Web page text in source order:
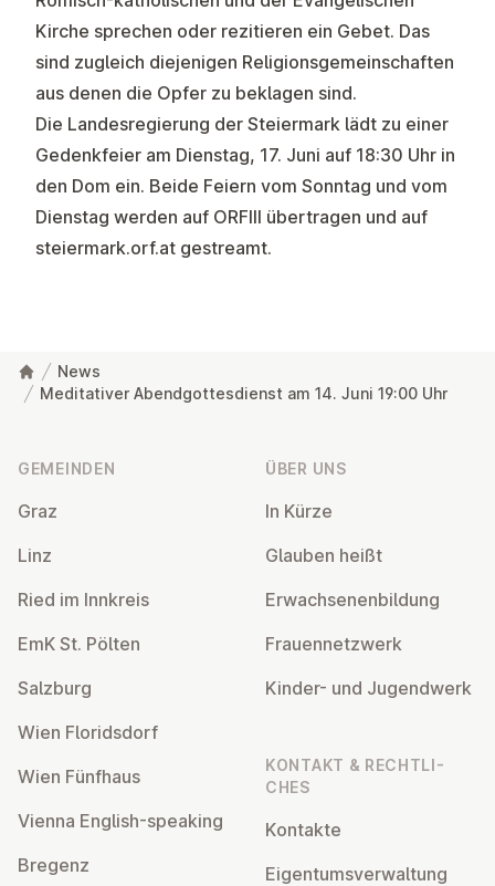
Kirche sprechen oder rezitieren ein Gebet. Das
sind zugleich diejenigen Religionsgemeinschaften
aus denen die Opfer zu beklagen sind.
Die Landesregierung der Steiermark lädt zu einer
Gedenkfeier am Dienstag, 17. Juni auf 18:30 Uhr in
den Dom ein. Beide Feiern vom Sonntag und vom
Dienstag werden auf ORFIII übertragen und auf
steiermark.orf.at gestreamt.
News
Meditativer Abendgottesdienst am 14. Juni 19:00 Uhr
GEMEINDEN
Graz
Linz
Ried im Innkreis
EmK St. Pölten
Salzburg
Wien Flo­rids­dorf
Wien Fünfhaus
Vienna English-speaking
Bregenz
ÜBER UNS
In Kürze
Glauben heißt
Er­wach­se­nen­bil­dung
Frau­en­netz­werk
Kinder- und Ju­gend­werk
KONTAKT & RECHT­LI­
CHES
Kontakte
Ei­gen­tums­ver­wal­tung